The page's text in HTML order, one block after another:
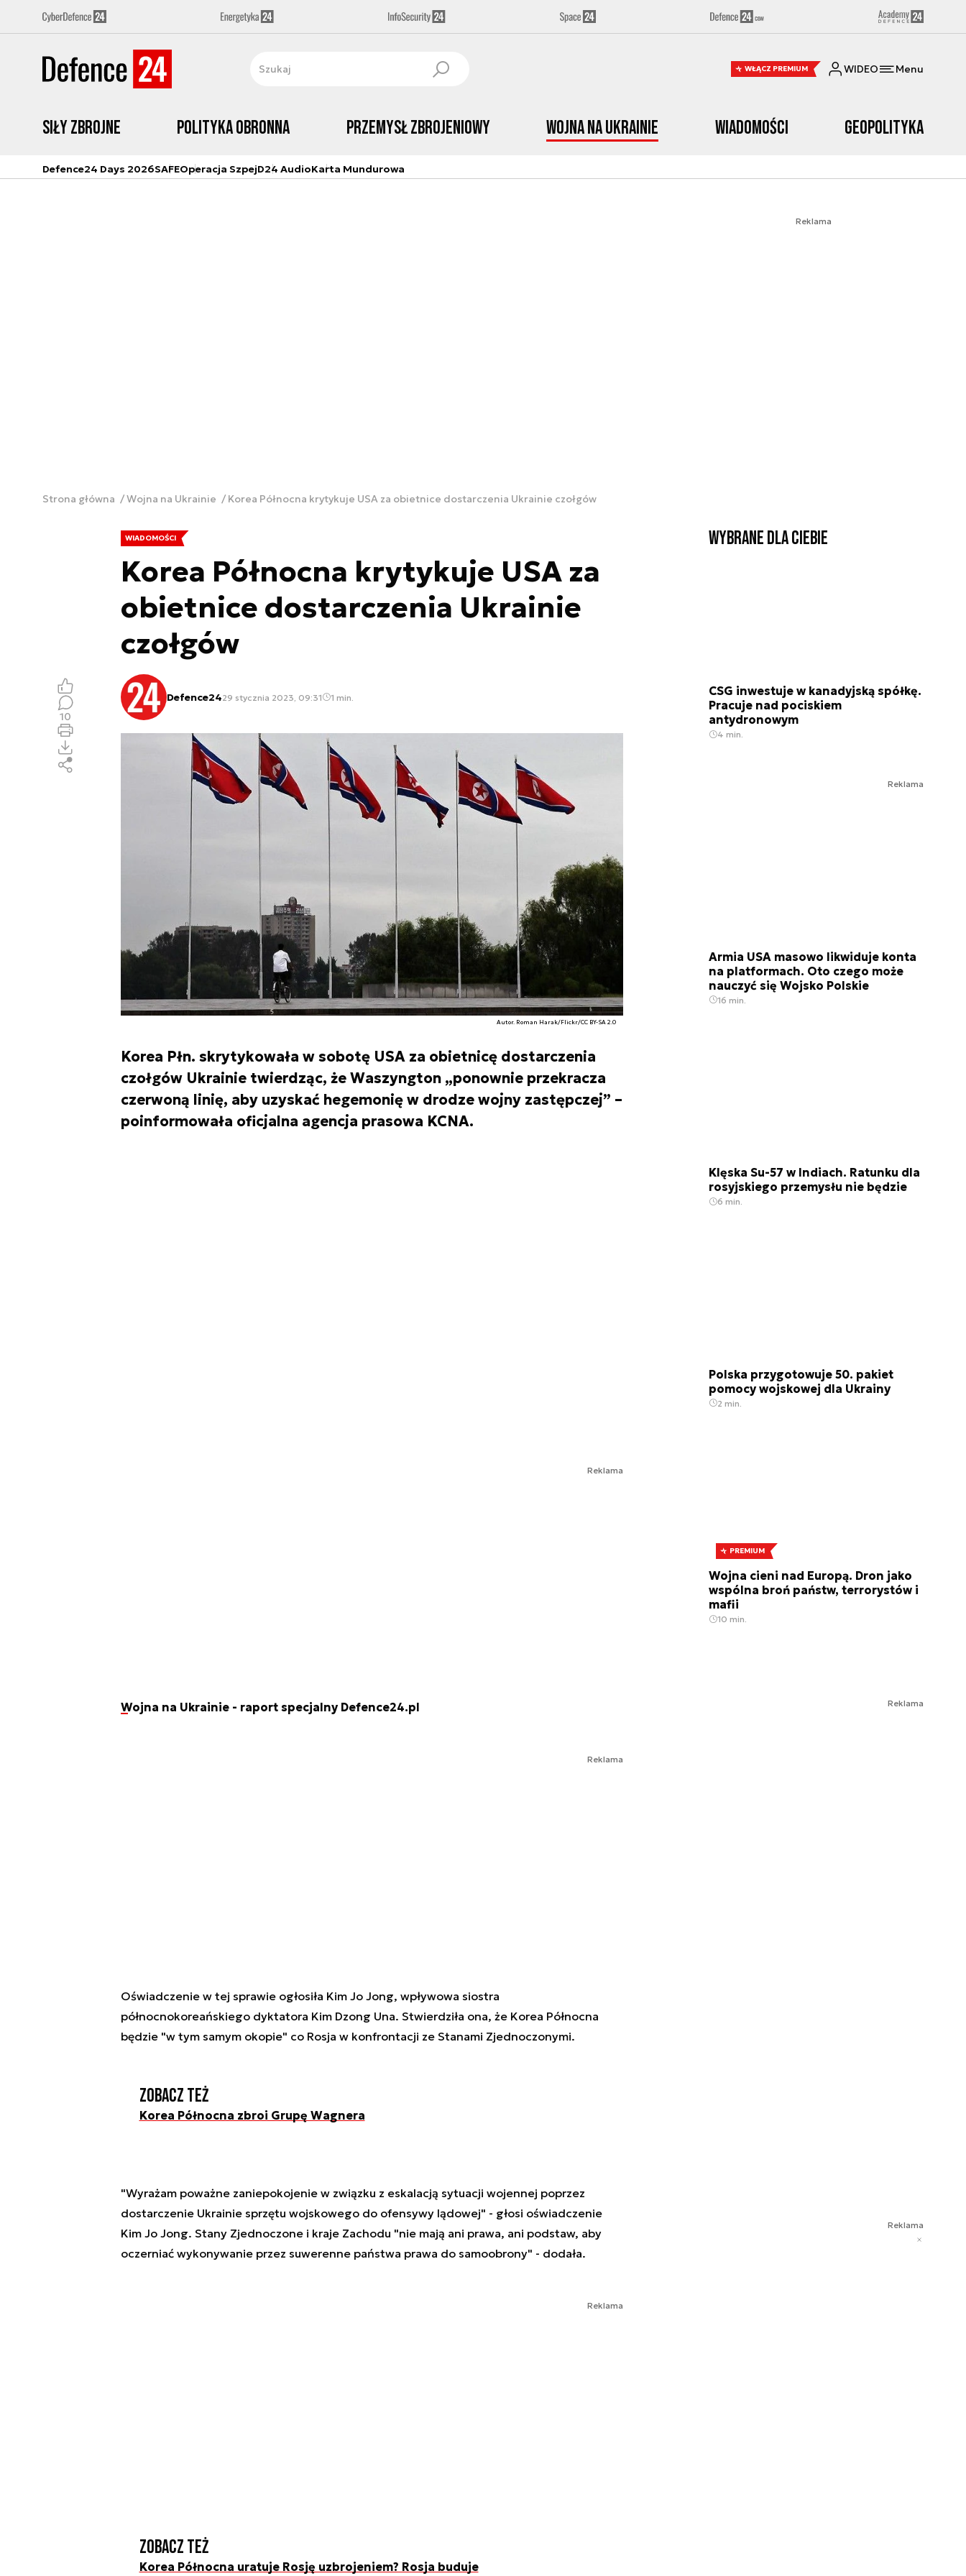
WŁĄCZ PREMIUM WIDEO Menu
Siły zbrojne Polityka obronna Przemysł Zbrojeniowy Wojna na Ukrainie Wiadomości Geopolityka
Defence24 Days 2026SAFEOperacja SzpejD24 AudioKarta Mundurowa
Reklama
Strona główna Wojna na Ukrainie Korea Północna krytykuje USA za obietnice dostarczenia Ukrainie czołgów
WIADOMOŚCI
Korea Północna krytykuje USA za
obietnice dostarczenia Ukrainie
czołgów
Defence2429 stycznia 2023, 09:31 1 min.
Autor. Roman Harak/Flickr/CC BY-SA 2.0
Korea Płn. skrytykowała w sobotę USA za obietnicę dostarczenia
czołgów Ukrainie twierdząc, że Waszyngton „ponownie przekracza
czerwoną linię, aby uzyskać hegemonię w drodze wojny zastępczej” –
poinformowała oficjalna agencja prasowa KCNA.
10
Reklama
Wojna na Ukrainie - raport specjalny Defence24.pl
Reklama
Oświadczenie w tej sprawie ogłosiła Kim Jo Jong, wpływowa siostra
północnokoreańskiego dyktatora Kim Dzong Una. Stwierdziła ona, że Korea Północna
będzie "w tym samym okopie" co Rosja w konfrontacji ze Stanami Zjednoczonymi.
Zobacz też
Korea Północna zbroi Grupę Wagnera
"Wyrażam poważne zaniepokojenie w związku z eskalacją sytuacji wojennej poprzez
dostarczenie Ukrainie sprzętu wojskowego do ofensywy lądowej" - głosi oświadczenie
Kim Jo Jong. Stany Zjednoczone i kraje Zachodu "nie mają ani prawa, ani podstaw, aby
oczerniać wykonywanie przez suwerenne państwa prawa do samoobrony" - dodała.
Reklama
Zobacz też
Korea Północna uratuje Rosję uzbrojeniem? Rosja buduje
Wybrane dla Ciebie
CSG inwestuje w kanadyjską spółkę.
Pracuje nad pociskiem
antydronowym
4 min.
Reklama
Armia USA masowo likwiduje konta
na platformach. Oto czego może
nauczyć się Wojsko Polskie
16 min.
Klęska Su-57 w Indiach. Ratunku dla
rosyjskiego przemysłu nie będzie
6 min.
Polska przygotowuje 50. pakiet
pomocy wojskowej dla Ukrainy
2 min.
PREMIUM
Wojna cieni nad Europą. Dron jako
wspólna broń państw, terrorystów i
mafii
10 min.
Reklama
Reklama